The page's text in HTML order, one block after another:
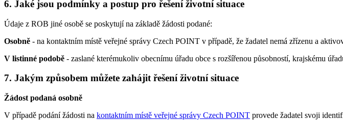
6. Jaké jsou podmínky a postup pro řešení životní situace
Údaje z ROB jiné osobě se poskytují na základě žádosti podané:
Osobně - na kontaktním místě veřejné správy Czech POINT v případě, že žadatel nemá zřízenu a
V listinné podobě - zaslané kterémukoliv obecnímu úřadu obce s rozšířenou působností, krajskému
7. Jakým způsobem můžete zahájit řešení životní situace
Žádost podaná osobně
V případě podání žádosti na kontaktním místě veřejné správy Czech POINT provede žadatel svoji